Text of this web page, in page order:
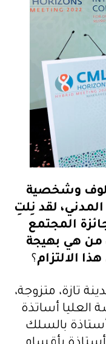
وشخصية
لقد نِلتِ
المجتمع
من هي بهيجة
الالتزام؟
تازة، متزوجة،
العليا أساتذة
أستاذة بالسلك